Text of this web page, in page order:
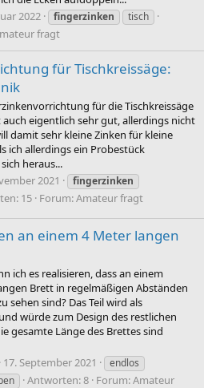
2022 fingerzinken tisch
fragt
für Tischkreissäge:
für die Tischkreissäge
eigentlich sehr gut, allerdings nicht
damit sehr kleine Zinken für kleine
ich allerdings ein Probestück
heraus...
2021
fingerzinken
15 Forum:Amateur fragt
an einem 4 Meter langen
ich es realisieren, dass an einem
Brett in regelmäßigen Abständen
sehen sind? Das Teil wird als
würde zum Design des restlichen
gesamte Länge des Brettes sind
17. September 2021
endlos
Antworten: 8 Forum:Amateur